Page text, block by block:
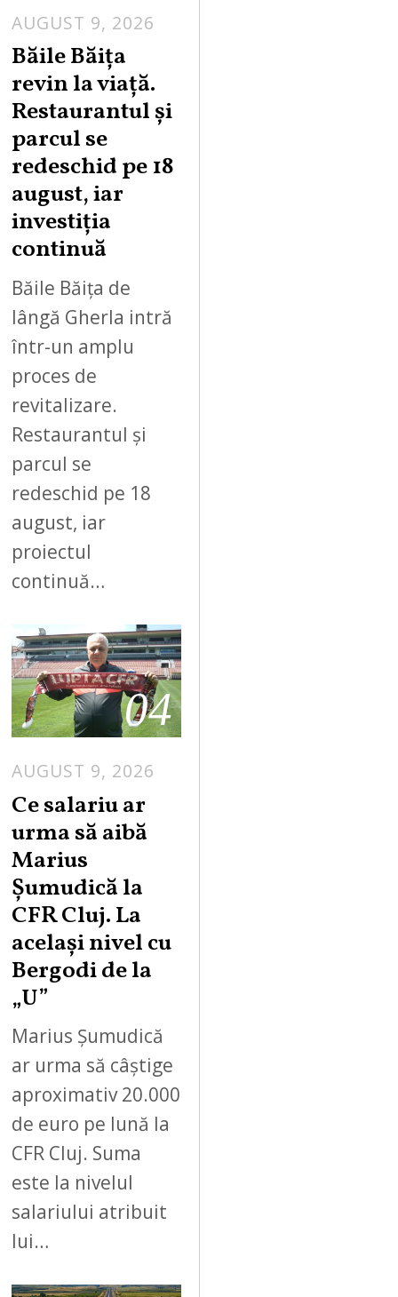
AUGUST 9, 2026
S
9
Băile Băița
revin la viață.
Restaurantul și
parcul se
redeschid pe 18
august, iar
investiția
continuă
Băile Băița de
lângă Gherla intră
într-un amplu
proces de
revitalizare.
Restaurantul și
parcul se
redeschid pe 18
august, iar
proiectul
continuă…
04
AUGUST 9, 2026
Ce salariu ar
urma să aibă
Marius
Șumudică la
CFR Cluj. La
același nivel cu
Bergodi de la
„U”
Marius Șumudică
ar urma să câștige
aproximativ 20.000
de euro pe lună la
CFR Cluj. Suma
este la nivelul
salariului atribuit
lui…